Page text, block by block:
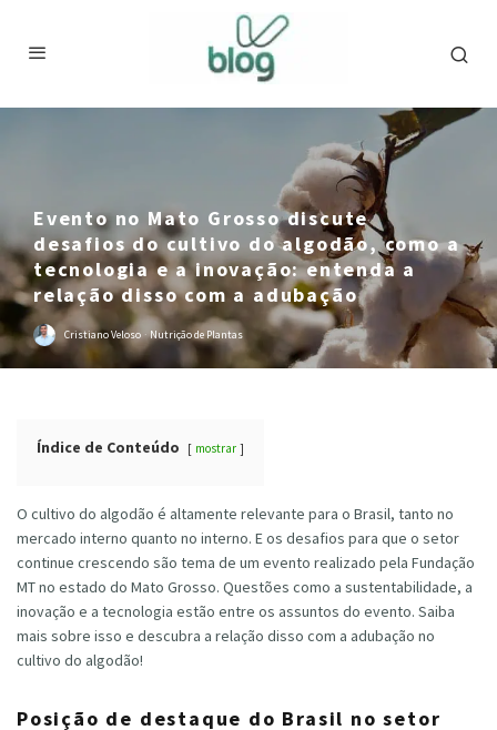
Evento no Mato Grosso discute
desafios do cultivo do algodão, como a
tecnologia e a inovação: entenda a
relação disso com a adubação
Cristiano Veloso · Nutrição de Plantas
Índice de Conteúdo mostrar
O cultivo do algodão é altamente relevante para o Brasil, tanto no
mercado interno quanto no interno. E os desafios para que o setor
continue crescendo são tema de um evento realizado pela Fundação
MT no estado do Mato Grosso. Questões como a sustentabilidade, a
inovação e a tecnologia estão entre os assuntos do evento. Saiba
mais sobre isso e descubra a relação disso com a adubação no
cultivo do algodão!
Posição de destaque do Brasil no setor